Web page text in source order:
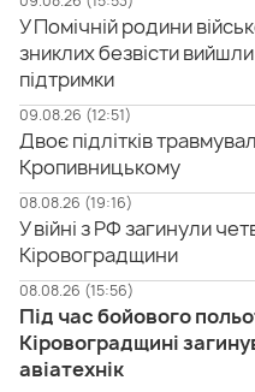
У Помічній родини
зниклих безвісти
підтримки
09.08.26 (12:51)
Двоє підлітків
Кропивницькому
08.08.26 (19:16)
У війні з РФ загинули
Кіровоградщини
08.08.26 (15:56)
Під час бойового
Кіровоградщині
авіатехнік